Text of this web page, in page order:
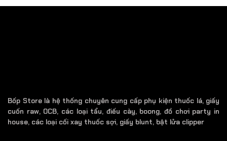
này
thể
được
chọn
Bốp Store là hệ thống chuyên cung cấp phụ kiện thuốc lá, giấy
cuốn raw, OCB, các loại tẩu, điếu cày, boong, đồ chơi party in
house, các loại cối xay thuốc sợi, giấy blunt, bật lửa clipper